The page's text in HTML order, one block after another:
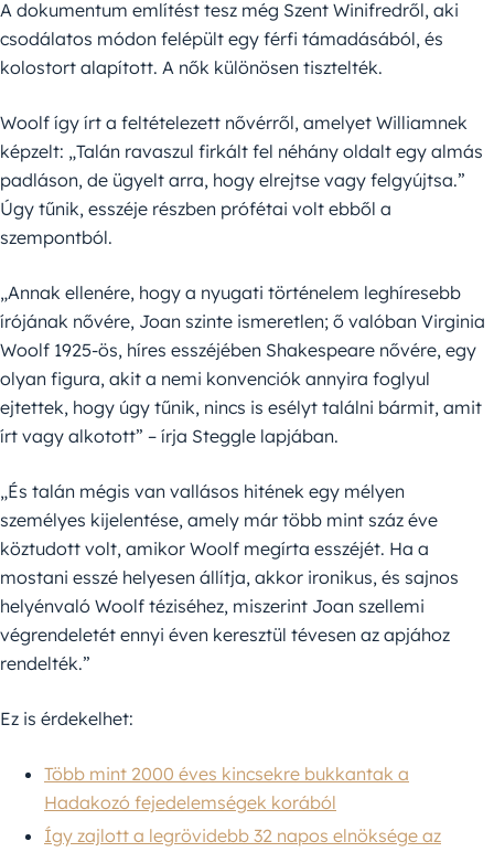
A dokumentum említést tesz még Szent Winifredről, aki
csodálatos módon felépült egy férfi támadásából, és
kolostort alapított. A nők különösen tisztelték.
Woolf így írt a feltételezett nővérről, amelyet Williamnek
képzelt: „Talán ravaszul firkált fel néhány oldalt egy almás
padláson, de ügyelt arra, hogy elrejtse vagy felgyújtsa.”
Úgy tűnik, esszéje részben prófétai volt ebből a
szempontból.
„Annak ellenére, hogy a nyugati történelem leghíresebb
írójának nővére, Joan szinte ismeretlen; ő valóban Virginia
Woolf 1925-ös, híres esszéjében Shakespeare nővére, egy
olyan figura, akit a nemi konvenciók annyira foglyul
ejtettek, hogy úgy tűnik, nincs is esélyt találni bármit, amit
írt vagy alkotott” – írja Steggle lapjában.
„És talán mégis van vallásos hitének egy mélyen
személyes kijelentése, amely már több mint száz éve
köztudott volt, amikor Woolf megírta esszéjét. Ha a
mostani esszé helyesen állítja, akkor ironikus, és sajnos
helyénvaló Woolf téziséhez, miszerint Joan szellemi
végrendeletét ennyi éven keresztül tévesen az apjához
rendelték.”
Ez is érdekelhet:
Több mint 2000 éves kincsekre bukkantak a
Hadakozó fejedelemségek korából
Így zajlott a legrövidebb 32 napos elnöksége az